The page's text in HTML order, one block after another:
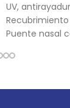
UV,
Puente nasal